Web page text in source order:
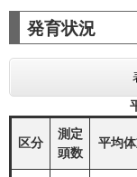
発育状況
区分
測定
頭数
平均